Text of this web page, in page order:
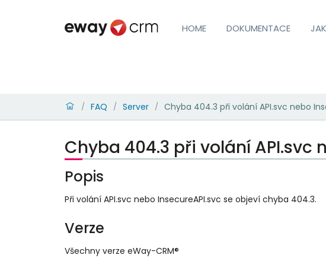
HOME DOKUMENTACE
/ FAQ / Server / Chyba 404.3 při volání API.svc nebo
Chyba 404.3 při volání API.svc
Popis
Při volání API.svc nebo InsecureAPI.svc se objeví chyba 404.3.
Verze
Všechny verze eWay-CRM®